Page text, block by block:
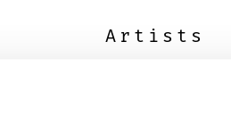
Artists